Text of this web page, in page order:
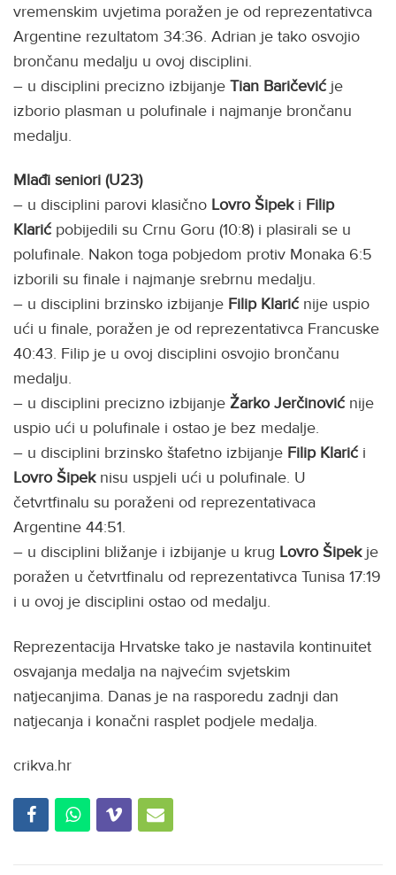
vremenskim uvjetima poražen je od reprezentativca
Argentine rezultatom 34:36. Adrian je tako osvojio
brončanu medalju u ovoj disciplini.
– u disciplini precizno izbijanje Tian Baričevićje
izborio plasman u polufinale i najmanje brončanu
medalju.
Mlađi seniori (U23)
– u disciplini parovi klasično Lovro Šipeki Filip
Klarićpobijedili su Crnu Goru (10:8) i plasirali se u
polufinale. Nakon toga pobjedom protiv Monaka 6:5
izborili su finale i najmanje srebrnu medalju.
– u disciplini brzinsko izbijanje Filip Klarićnije uspio
ući u finale, poražen je od reprezentativca Francuske
40:43. Filip je u ovoj disciplini osvojio brončanu
medalju.
– u disciplini precizno izbijanje Žarko Jerčinovićnije
uspio ući u polufinale i ostao je bez medalje.
– u disciplini brzinsko štafetno izbijanje Filip Klarići
Lovro Šipeknisu uspjeli ući u polufinale. U
četvrtfinalu su poraženi od reprezentativaca
Argentine 44:51.
– u disciplini bližanje i izbijanje u krug Lovro Šipekje
poražen u četvrtfinalu od reprezentativca Tunisa 17:19
i u ovoj je disciplini ostao od medalju.
Reprezentacija Hrvatske tako je nastavila kontinuitet
osvajanja medalja na najvećim svjetskim
natjecanjima. Danas je na rasporedu zadnji dan
natjecanja i konačni rasplet podjele medalja.
crikva.hr